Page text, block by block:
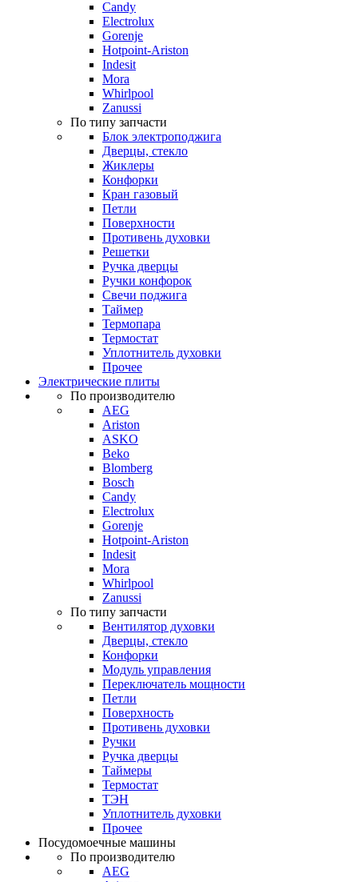
Candy
Electrolux
Gorenje
Hotpoint-Ariston
Indesit
Mora
Whirlpool
Zanussi
По типу запчасти
Блок электроподжига
Дверцы, стекло
Жиклеры
Конфорки
Кран газовый
Петли
Поверхности
Противень духовки
Решетки
Ручка дверцы
Ручки конфорок
Свечи поджига
Таймер
Термопара
Термостат
Уплотнитель духовки
Прочее
Электрические плиты
По производителю
AEG
Ariston
ASKO
Beko
Blomberg
Bosch
Candy
Electrolux
Gorenje
Hotpoint-Ariston
Indesit
Mora
Whirlpool
Zanussi
По типу запчасти
Вентилятор духовки
Дверцы, стекло
Конфорки
Модуль управления
Переключатель мощности
Петли
Поверхность
Противень духовки
Ручки
Ручка дверцы
Таймеры
Термостат
ТЭН
Уплотнитель духовки
Прочее
Посудомоечные машины
По производителю
AEG